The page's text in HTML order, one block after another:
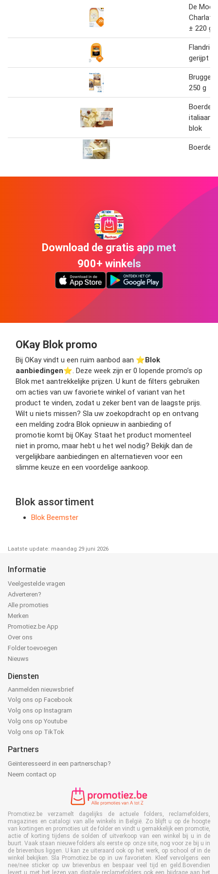
De
± 220 g
gerijpt
Brugge
250 g
blok
Download de gratis app met
900+ winkels
OKay Blok promo
Bij OKay vindt u een ruim aanbod aan ⭐️Blok
aanbiedingen⭐️. Deze week zijn er 0 lopende promo’s op
Blok met aantrekkelijke prijzen. U kunt de filters gebruiken
om acties van uw favoriete winkel of variant van het
product te vinden, zodat u zeker bent van de laagste prijs.
Wilt u niets missen? Sla uw zoekopdracht op en ontvang
een melding zodra Blok opnieuw in aanbieding of
promotie komt bij OKay. Staat het product momenteel
niet in promo, maar hebt u het wel nodig? Bekijk dan de
vergelijkbare aanbiedingen en alternatieven voor een
slimme keuze en een voordelige aankoop.
Blok assortiment
Blok Beemster
Laatste update: maandag 29 juni 2026
Informatie
Veelgestelde vragen
Adverteren?
Alle promoties
Merken
Promotiez.be App
Over ons
Folder toevoegen
Nieuws
Diensten
Aanmelden nieuwsbrief
Volg ons op Facebook
Volg ons op Instagram
Volg ons op Youtube
Volg ons op TikTok
Partners
Geïnteresseerd in een partnerschap?
Neem contact op
Promotiez.be verzamelt dagelijks de actuele folders, reclamefolders,
magazines en catalogi van alle winkels in België. Zo blijft u op de hoogte
van kortingen en promoties uit de folder en vindt u gemakkelijk een promotie,
actie of korting tijdens de solden of uitverkoop van een winkel bij u in de
buurt. Vaak staan nieuwe folders als eerste op onze site, nog voor ze bij u in
de brievenbus liggen. U kan ze uiteraard ook op het werk, op school of in de
winkel bekijken. Sla Promotiez.be op in uw favorieten. Kleef vervolgens een
nee/nee sticker op uw brievenbus en bespaar veel tijd en geld.Bovendien
levert u met het lezen van digitale reclamefolders ook een bijdrage aan het